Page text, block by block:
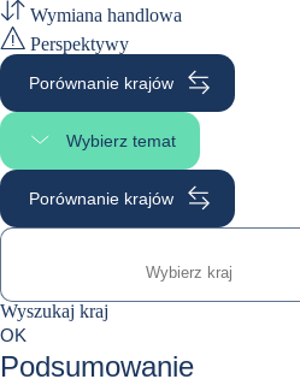
Wymiana handlowa
Perspektywy
Porównanie krajów
Wybierz temat
Wybierz sekcję strony
Porównanie krajów
Wyszukaj kraj
0suggestions
Wyszukaj kraj
OK
Podsumowanie